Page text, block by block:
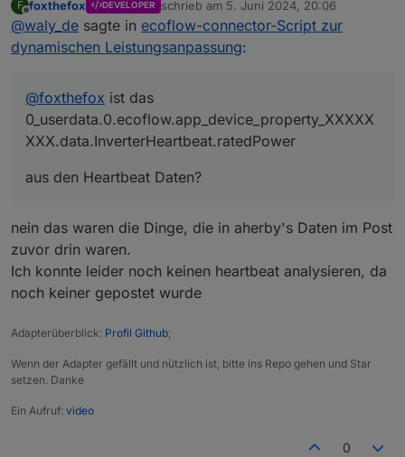
X.data.InverterHeartbeat.ratedPower
aus den Heartbeat Daten?
F
Offline
foxthefox DEVELOPER schrieb am 5. Juni 2024, 20:06
zuletzt editiert von
@waly_de sagte in ecoflow-connector-Script zur
dynamischen Leistungsanpassung:
@foxthefox ist das
0_userdata.0.ecoflow.app_device_property_XXXXX
XXX.data.InverterHeartbeat.ratedPower
aus den Heartbeat Daten?
nein das waren die Dinge, die in aherby's Daten im Post
zuvor drin waren.
Ich konnte leider noch keinen heartbeat analysieren, da
noch keiner gepostet wurde
Adapterüberblick: Profil Github;
Wenn der Adapter gefällt und nützlich ist, bitte ins Repo gehen und Star
setzen. Danke
Ein Aufruf: video
0